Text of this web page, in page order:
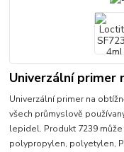
Univerzální
Univerzální primer na
všech průmyslově
lepidel. Produkt 7239
polypropylen, polyetylen,